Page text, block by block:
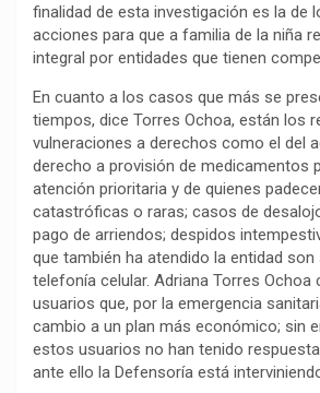
finalidad de esta investigación es la de
acciones para que a familia de la niña
integral por entidades que tienen
En cuanto a los casos que más se
tiempos, dice Torres Ochoa, están los
vulneraciones a derechos como el del
derecho a provisión de medicamentos
atención prioritaria y de quienes
catastróficas o raras; casos de
pago de arriendos; despidos
que también ha atendido la entidad son
telefonía celular. Adriana Torres Ochoa
usuarios que, por la emergencia
cambio a un plan más económico; sin
estos usuarios no han tenido
ante ello la Defensoría está